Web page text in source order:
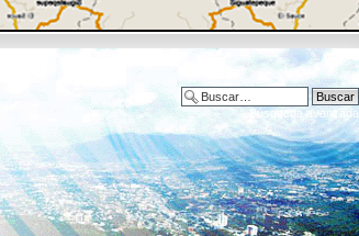
Búsqueda avanzada